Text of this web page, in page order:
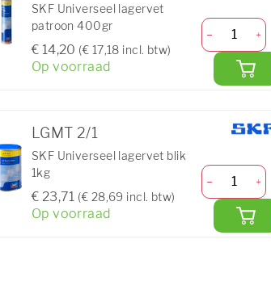
SKF Universeel lagervet
patroon 400gr
€ 14,20 (€ 17,18 incl. btw)
Op voorraad
LGMT 2/1
SKF Universeel lagervet blik
1kg
€ 23,71 (€ 28,69 incl. btw)
Op voorraad